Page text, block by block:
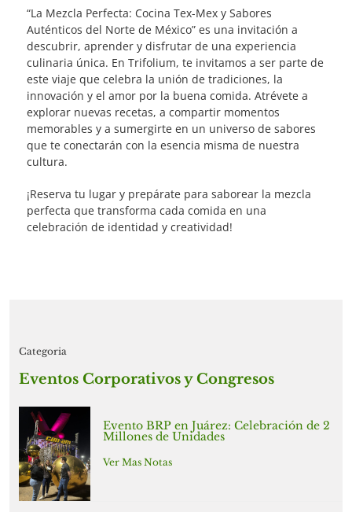
“La Mezcla Perfecta: Cocina Tex-Mex y Sabores
Auténticos del Norte de México” es una invitación a
descubrir, aprender y disfrutar de una experiencia
culinaria única. En Trifolium, te invitamos a ser parte de
este viaje que celebra la unión de tradiciones, la
innovación y el amor por la buena comida. Atrévete a
explorar nuevas recetas, a compartir momentos
memorables y a sumergirte en un universo de sabores
que te conectarán con la esencia misma de nuestra
cultura.
¡Reserva tu lugar y prepárate para saborear la mezcla
perfecta que transforma cada comida en una
celebración de identidad y creatividad!
Categoria
Eventos Corporativos y Congresos
Evento BRP en Juárez: Celebración de 2
Millones de Unidades
Ver Mas Notas